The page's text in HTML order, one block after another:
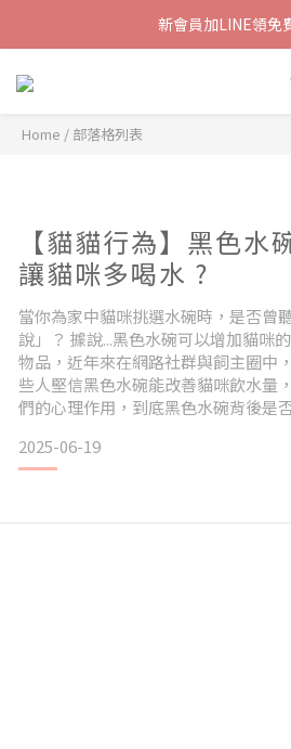
新會員加LINE領免
Home / 部落格列表
【貓貓行為】黑色水
讓貓咪多喝水 ?
當你為家中貓咪挑選水碗時，是否曾
說」？ 據說...黑色水碗可以增加貓咪
物品，近年來在網路社群與飼主圈中
些人堅信黑色水碗能改善貓咪飲水量
們的心理作用，到底黑色水碗背後是
一起探討這個引人好奇的主題，跟著
發，揭開「黑色水碗傳說」的真相 ! 雖
效
2025-06-19